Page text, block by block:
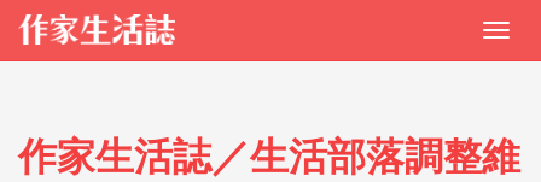
作家生活誌／生活部落調整維